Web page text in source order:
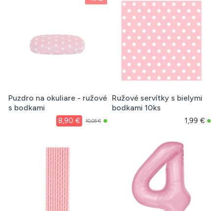
Puzdro na okuliare - ružové
s bodkami
8,90 € 10,05 €
Ružové servítky s bielymi
bodkami 10ks
1,99 €